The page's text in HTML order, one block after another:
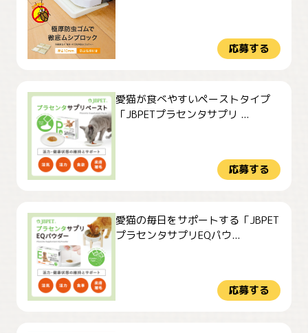
応募する
愛猫が食べやすいペーストタイプ
「JBPETプラセンタサプリ ...
応募する
愛猫の毎日をサポートする「JBPET
プラセンタサプリEQパウ...
応募する